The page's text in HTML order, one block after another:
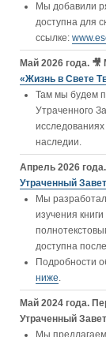
Мы добавили
доступна для
ссылке:
Май 2026 года.
«Жизнь в Свете
Там мы будем
Утраченного
наследии.
Апрель 2026
Утраченный
Мы
изучения
доступна
Подробности
ниже.
Май 2024 года.
Утраченный
Мы